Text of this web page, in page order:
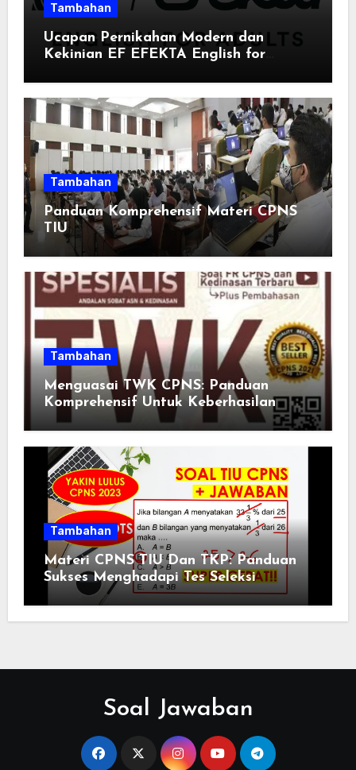
Tambahan
Ucapan Pernikahan Modern dan
Kekinian EF EFEKTA English for
Momen Spesial Semakin Berarti
Tambahan
Panduan Komprehensif Materi CPNS
TIU
Tambahan
Menguasai TWK CPNS: Panduan
Komprehensif Untuk Keberhasilan
Tambahan
Materi CPNS TIU Dan TKP: Panduan
Sukses Menghadapi Tes Seleksi
Soal Jawaban